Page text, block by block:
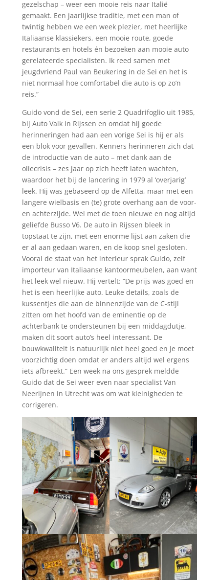
gezelschap – weer een mooie reis naar Italië
gemaakt. Een jaarlijkse traditie, met een man of
twintig hebben we een week plezier, met heerlijke
Italiaanse klassiekers, een mooie route, goede
restaurants en hotels én bezoeken aan mooie auto
gerelateerde specialisten. Ik reed samen met
jeugdvriend Paul van Beukering in de Sei en het is
niet normaal hoe comfortabel die auto is op zo’n
reis.”
Guido vond de Sei, een serie 2 Quadrifoglio uit 1985,
bij Auto Valk in Rijssen en omdat hij goede
herinneringen had aan een vorige Sei is hij er als
een blok voor gevallen. Kenners herinneren zich dat
de introductie van de auto – met dank aan de
oliecrisis – zes jaar op zich heeft laten wachten,
waardoor het bij de lancering in 1979 al ‘overjarig’
leek. Hij was gebaseerd op de Alfetta, maar met een
langere wielbasis en (te) grote overhang aan de voor-
en achterzijde. Wel met de toen nieuwe en nog altijd
geliefde Busso V6. De auto in Rijssen bleek in
topstaat te zijn, met een enorme lijst aan zaken die
er al aan gedaan waren, en de koop snel gesloten.
Vooral de staat van het interieur sprak Guido, zelf
importeur van Italiaanse kantoormeubelen, aan want
het leek wel nieuw. Hij vertelt: “De prijs was goed en
het is een heerlijke auto. Leuke details, zoals de
kussentjes die aan de binnenzijde van de C-stijl
zitten om het hoofd van de eminentie op de
achterbank te ondersteunen bij een middagdutje,
maken dit soort auto’s heel interessant. De
bouwkwaliteit is natuurlijk niet heel goed en je moet
voorzichtig doen omdat er anders altijd wel ergens
iets afbreekt.” Een week na ons gesprek meldde
Guido dat de Sei weer even naar specialist Van
Neerijnen in Utrecht was om wat kleinigheden te
corrigeren.